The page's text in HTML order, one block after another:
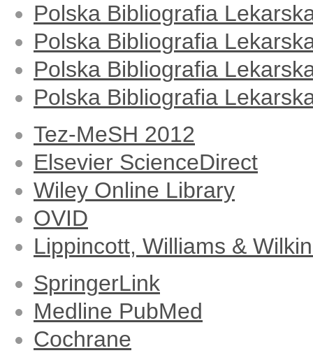
Polska Bibliografia
Polska Bibliografia
Polska Bibliografia
Polska Bibliografia
Tez-MeSH 2012
Elsevier ScienceDirect
Wiley Online Library
OVID
Lippincott, Williams &
SpringerLink
Medline PubMed
Cochrane